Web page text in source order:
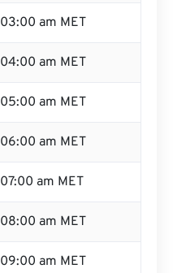
03:00 am MET
04:00 am MET
05:00 am MET
06:00 am MET
07:00 am MET
08:00 am MET
09:00 am MET